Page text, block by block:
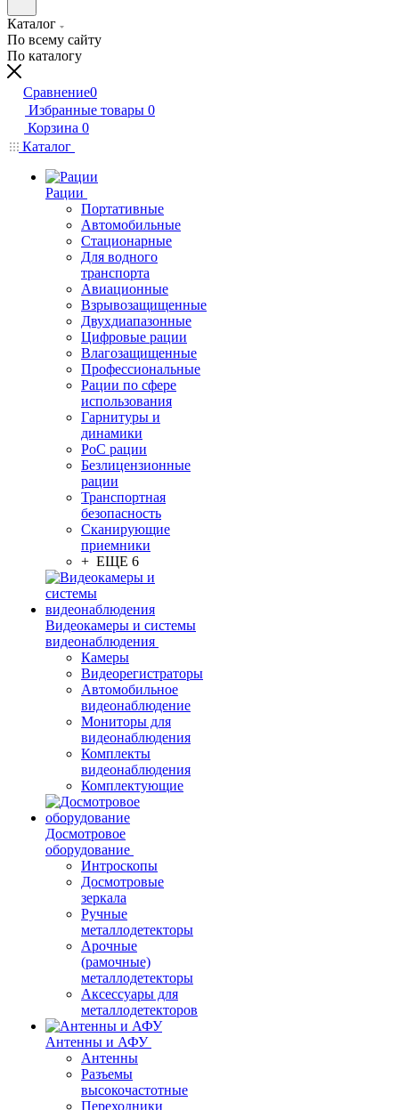
Каталог
По всему сайту
По каталогу
Сравнение0
Избранные товары 0
Корзина 0
Каталог
Рации
Портативные
Автомобильные
Стационарные
Для водного
транспорта
Авиационные
Взрывозащищенные
Двухдиапазонные
Цифровые рации
Влагозащищенные
Профессиональные
Рации по сфере
использования
Гарнитуры и
динамики
PoC рации
Безлицензионные
рации
Транспортная
безопасность
Сканирующие
приемники
+ ЕЩЕ 6
Видеокамеры и системы
видеонаблюдения
Камеры
Видеорегистраторы
Автомобильное
видеонаблюдение
Мониторы для
видеонаблюдения
Комплекты
видеонаблюдения
Комплектующие
Досмотровое
оборудование
Интроскопы
Досмотровые
зеркала
Ручные
металлодетекторы
Арочные
(рамочные)
металлодетекторы
Аксессуары для
металлодетекторов
Антенны и АФУ
Антенны
Разъемы
высокочастотные
Переходники